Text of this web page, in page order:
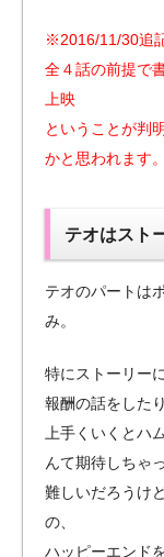
※2016/11/30追
全４話の前提で
上映
ということが判
かと思われます。
テオはスト
テオのパートは
み。
特にストーリー
報酬の話をした
上手くいくとハ
んて期待しちゃ
難しいだろうけ
の、
ハッピーエンド